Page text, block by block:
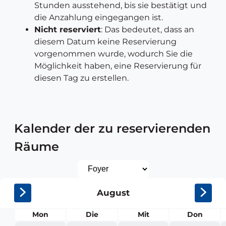
Stunden ausstehend, bis sie bestätigt und
die Anzahlung eingegangen ist.
Nicht reserviert: Das bedeutet, dass an
diesem Datum keine Reservierung
vorgenommen wurde, wodurch Sie die
Möglichkeit haben, eine Reservierung für
diesen Tag zu erstellen.
Kalender
zu
reservierenden
Kalender der zu reservierenden
Räume
Kalender August
Mon Die Mit Don